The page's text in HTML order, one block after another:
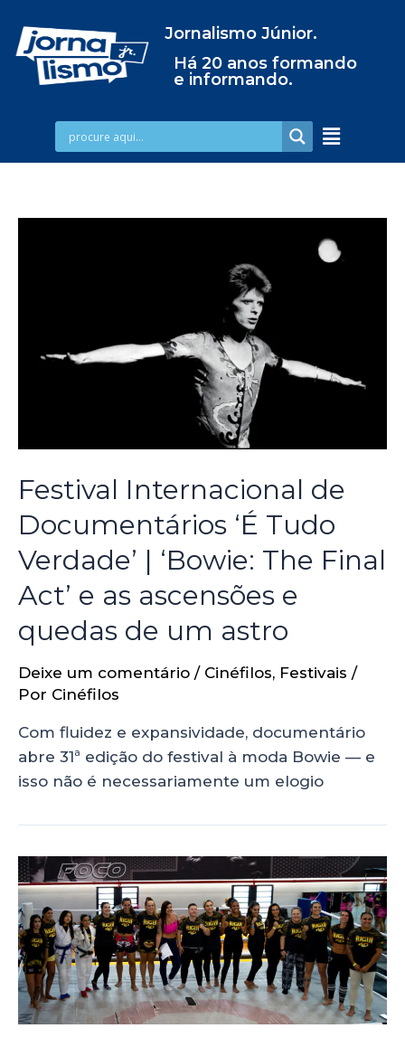
Jornalismo Júnior.
Há 20 anos formando
e informando.
Festival Internacional de
Documentários ‘É Tudo
Verdade’ | ‘Bowie: The Final
Act’ e as ascensões e
quedas de um astro
Deixe um comentário / Cinéfilos, Festivais /
Por Cinéfilos
Com fluidez e expansividade, documentário
abre 31ª edição do festival à moda Bowie — e
isso não é necessariamente um elogio